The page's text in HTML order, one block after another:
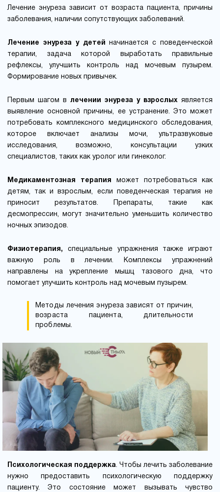
Лечение энуреза зависит от возраста пациента, причины
заболевания, наличии сопутствующих заболеваний.
Лечение энуреза у детей
начинается с поведенческой
терапии, задача которой выработать правильные
рефлексы, улучшить контроль над мочевым пузырем.
Формирование новых привычек.
Первым шагом в лечении энуреза у взрослых является
выявление основной причины, ее устранение. Это может
потребовать комплексного медицинского обследования,
которое включает анализы мочи, ультразвуковые
исследования, возможно, консультации узких
специалистов, таких как уролог или гинеколог.
Медикаментозная терапия
может потребоваться как
детям, так и взрослым, если поведенческая терапия не
приносит результатов. Препараты, такие как
десмопрессин, могут значительно уменьшить количество
ночных эпизодов.
Физиотерапия, специальные упражнения также играют
важную роль в лечении. Комплексы упражнений
направлены на укрепление мышц тазового дна, что
помогает улучшить контроль над мочевым пузырем.
Методы лечения энуреза зависят от причин,
возраста пациента, длительности
проблемы.
Психологическая поддержка. Чтобы лечить заболевание
нужно предоставить психологическую поддержку
пациенту. Это состояние может вызывать чувство